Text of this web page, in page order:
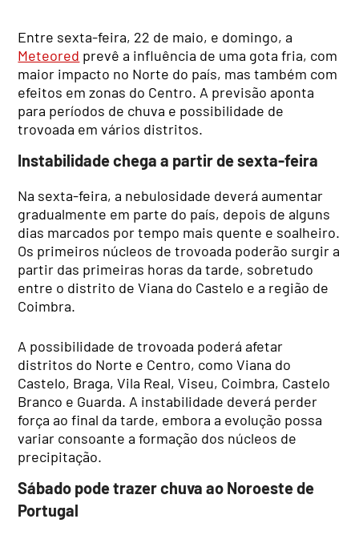
Entre sexta-feira, 22 de maio, e domingo, a
Meteored prevê a influência de uma gota fria, com
maior impacto no Norte do país, mas também com
efeitos em zonas do Centro. A previsão aponta
para períodos de chuva e possibilidade de
trovoada em vários distritos.
Instabilidade chega a partir de sexta-feira
Na sexta-feira, a nebulosidade deverá aumentar
gradualmente em parte do país, depois de alguns
dias marcados por tempo mais quente e soalheiro.
Os primeiros núcleos de trovoada poderão surgir a
partir das primeiras horas da tarde, sobretudo
entre o distrito de Viana do Castelo e a região de
Coimbra.
A possibilidade de trovoada poderá afetar
distritos do Norte e Centro, como Viana do
Castelo, Braga, Vila Real, Viseu, Coimbra, Castelo
Branco e Guarda. A instabilidade deverá perder
força ao final da tarde, embora a evolução possa
variar consoante a formação dos núcleos de
precipitação.
Sábado pode trazer chuva ao Noroeste de
Portugal